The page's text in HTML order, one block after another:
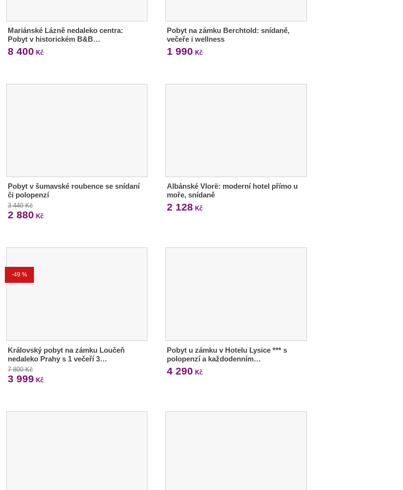
Mariánské Lázně nedaleko centra:
Pobyt v historickém B&B…
8 400 Kč
Pobyt na zámku Berchtold: snídaně,
večeře i wellness
1 990 Kč
Pobyt v šumavské roubence se snídaní
či polopenzí
3 440 Kč
2 880 Kč
Albánské Vlorë: moderní hotel přímo u
moře, snídaně
2 128 Kč
-49 %
Královský pobyt na zámku Loučeň
nedaleko Prahy s 1 večeří 3…
7 800 Kč
3 999 Kč
Pobyt u zámku v Hotelu Lysice *** s
polopenzí a každodenním…
4 290 Kč